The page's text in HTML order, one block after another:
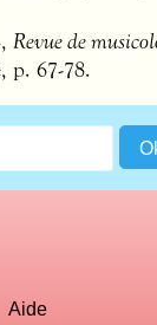
Revue de
p. 67-78.
Aide